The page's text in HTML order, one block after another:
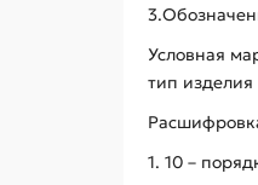
Условная
тип
1. 10 –